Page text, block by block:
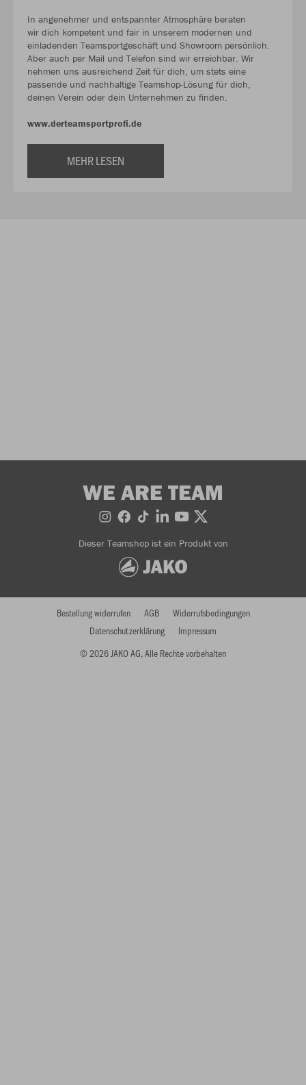
In angenehmer und entspannter Atmosphäre beraten
wir dich kompetent und fair in unserem modernen und
einladenden Teamsportgeschäft und Showroom persönlich.
Aber auch per Mail und Telefon sind wir erreichbar. Wir
nehmen uns ausreichend Zeit für dich, um stets eine
passende und nachhaltige Teamshop-Lösung für dich,
deinen Verein oder dein Unternehmen zu finden.
www.derteamsportprofi.de
MEHR LESEN
WE ARE TEAM
Dieser Teamshop ist ein Produkt von
© 2026 JAKO AG, Alle Rechte vorbehalten
Bestellung widerrufen AGB
Widerrufsbedingungen
Datenschutzerklärung
Impressum